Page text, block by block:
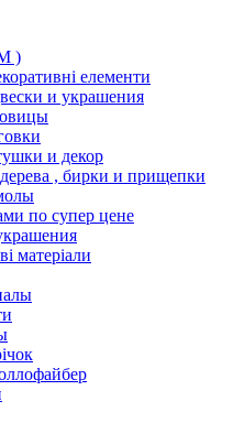
)
елементи
и украшения
и декор
, бирки и прищепки
по супер цене
матеріали